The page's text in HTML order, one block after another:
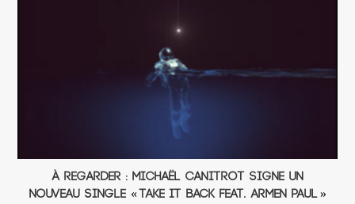
À regarder : Michaël Canitrot signe un
nouveau single « Take It Back Feat. Armen Paul »